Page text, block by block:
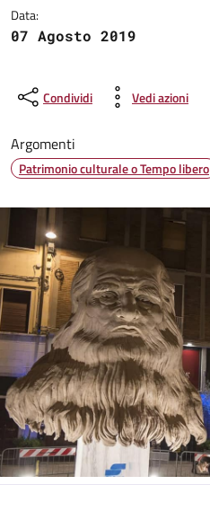
Data:
07 Agosto 2019
Condividi Vedi azioni
Argomenti
Patrimonio culturale o Tempo libero